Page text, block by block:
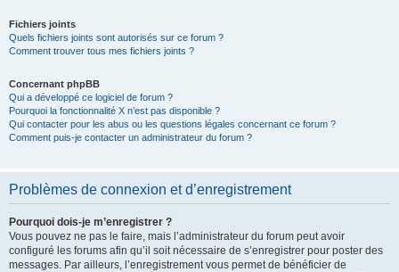
Fichiers joints
Quels fichiers joints sont autorisés sur ce forum ?
Comment trouver tous mes fichiers joints ?
Concernant phpBB
Qui a développé ce logiciel de forum ?
Pourquoi la fonctionnalité X n’est pas disponible ?
Qui contacter pour les abus ou les questions légales concernant ce forum ?
Comment puis-je contacter un administrateur du forum ?
Problèmes de connexion et d’enregistrement
Pourquoi dois-je m’enregistrer ?
Vous pouvez ne pas le faire, mais l’administrateur du forum peut avoir
configuré les forums afin qu’il soit nécessaire de s’enregistrer pour poster des
messages. Par ailleurs, l’enregistrement vous permet de bénéficier de